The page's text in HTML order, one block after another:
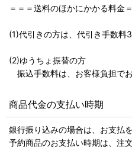
＝＝＝送料のほかにかかる料金
(1)代引きの方は、代引き手数料
(2)ゆうちょ振替の方
振込手数料は、お客様負担でお
商品代金の支払い時期
銀行振り込みの場合は、お支払
予約商品のお支払い時期は、注